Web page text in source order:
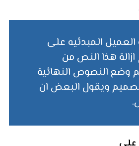
المبدئيه على
هذا النص من
وضع النصوص النهائية
ويقول البعض ان